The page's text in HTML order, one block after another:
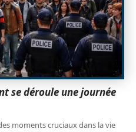
se déroule une journée
moments cruciaux dans la vie